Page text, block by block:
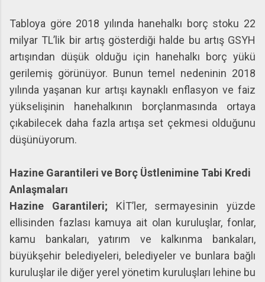
Tabloya göre 2018 yılında hanehalkı borç stoku 22
milyar TL’lik bir artış gösterdiği halde bu artış GSYH
artışından düşük olduğu için hanehalkı borç yükü
gerilemiş görünüyor. Bunun temel nedeninin 2018
yılında yaşanan kur artışı kaynaklı enflasyon ve faiz
yükselişinin hanehalkının borçlanmasında ortaya
çıkabilecek daha fazla artışa set çekmesi olduğunu
düşünüyorum.
Hazine Garantileri ve Borç Üstlenimine Tabi Kredi
Anlaşmaları
Hazine Garantileri; KİT’ler, sermayesinin yüzde
ellisinden fazlası kamuya ait olan kuruluşlar, fonlar,
kamu bankaları, yatırım ve kalkınma bankaları,
büyükşehir belediyeleri, belediyeler ve bunlara bağlı
kuruluşlar ile diğer yerel yönetim kuruluşları lehine bu